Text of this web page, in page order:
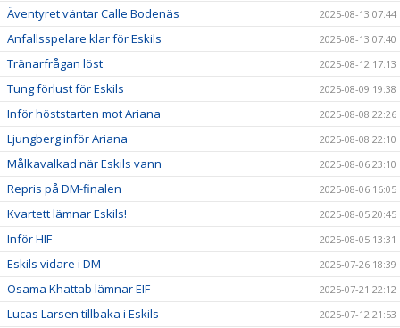
Äventyret väntar Calle Bodenäs 2025-08-13 07:44
Anfallsspelare klar för Eskils 2025-08-13 07:40
Tränarfrågan löst 2025-08-12 17:13
Tung förlust för Eskils 2025-08-09 19:38
Inför höststarten mot Ariana 2025-08-08 22:26
Ljungberg inför Ariana 2025-08-08 22:10
Målkavalkad när Eskils vann 2025-08-06 23:10
Repris på DM-finalen 2025-08-06 16:05
Kvartett lämnar Eskils! 2025-08-05 20:45
Inför HIF 2025-08-05 13:31
Eskils vidare i DM 2025-07-26 18:39
Osama Khattab lämnar EIF 2025-07-21 22:12
Lucas Larsen tillbaka i Eskils 2025-07-12 21:53